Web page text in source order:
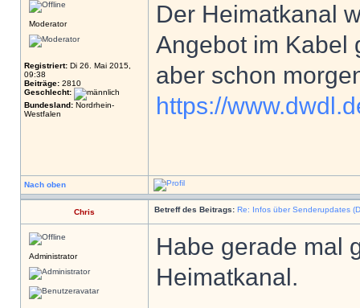
Moderator
Registriert: Di 26. Mai 2015,
09:38
Beiträge: 2810
Geschlecht:
Bundesland: Nordrhein-
Westfalen
Der Heimatkanal
Angebot im Kabel
aber schon
https://
Nach oben
Chris Betreff des Beitrags: Re: Infos über Senderupdates
Administrator
Habe gerade mal
Heimatkanal.